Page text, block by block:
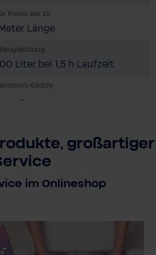
Pools bis zu
Länge
Saugleistung
Liter bei 1,5 h Laufzeit
Caddy
-
großartiger
im Onlineshop